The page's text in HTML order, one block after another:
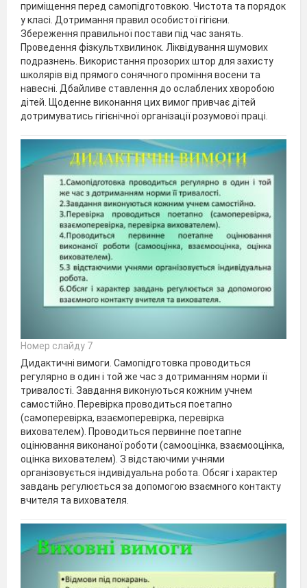
приміщення перед самопідготовкою. Чистота та порядок
у класі. Дотримання правил особистої гігієни.
Збереження правильної постави під час занять.
Проведення фізкультхвилинок. Ліквідування шумових
подразнень. Використання прозорих штор для захисту
школярів від прямого сонячного проміння восени та
навесні. Дбайливе ставлення до ослаблених хворобою
дітей. Щоденне виконання цих вимог привчає дітей
дотримуватись гігієнічної організації розумової праці.
Номер слайду 7
Дидактичні вимоги. Самопідготовка проводиться
регулярно в один і той же час з дотриманням норми її
тривалості. Завдання виконуються кожним учнем
самостійно. Перевірка проводиться поетапно
(самоперевірка, взаємоперевірка, перевірка
вихователем). Проводиться первинне поетапне
оцінювання виконаної роботи (самооцінка, взаємооцінка,
оцінка вихователем). З відстаючими учнями
організовується індивідуальна робота. Обсяг і характер
завдань регулюється за допомогою взаємного контакту
вчителя та вихователя.